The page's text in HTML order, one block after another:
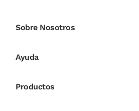
Sobre Nosotros
Ayuda
Productos